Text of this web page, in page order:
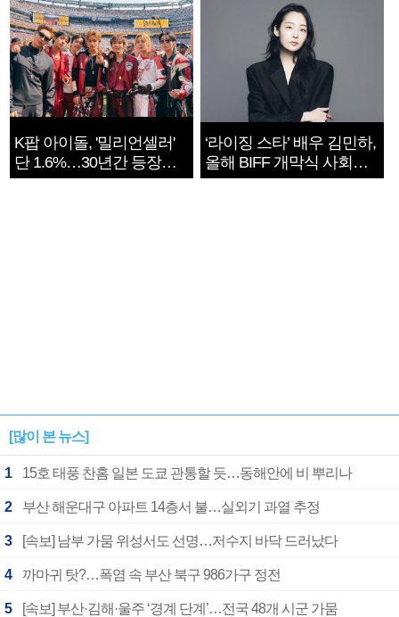
K팝 아이돌, '밀리언셀러'
단 1.6%…30년간 등장
1182개팀 전수조사
‘라이징 스타’ 배우 김민하,
올해 BIFF 개막식 사회자
확정
[많이 본 뉴스]
1 15호 태풍 찬홈 일본 도쿄 관통할 듯…동해안에 비 뿌리나
2 부산 해운대구 아파트 14층서 불…실외기 과열 추정
3 [속보] 남부 가뭄 위성서도 선명…저수지 바닥 드러났다
4 까마귀 탓?…폭염 속 부산 북구 986가구 정전
5 [속보] 부산·김해·울주 ‘경계 단계’…전국 48개 시군 가뭄